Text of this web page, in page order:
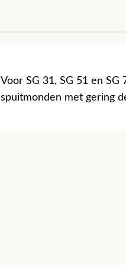
Voor SG 31, SG 51 en
spuitmonden met gering